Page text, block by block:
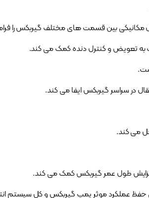
مکانیکی بین قسمت های مختلف گیربکس را
به تعویض و کنترل دنده کمک می کند.
در سراسر گیربکس ایفا می کند.
می کند.
طول عمر گیربکس کمک می کند.
حفظ عملکرد موثر پمپ گیربکس و کل سیستم